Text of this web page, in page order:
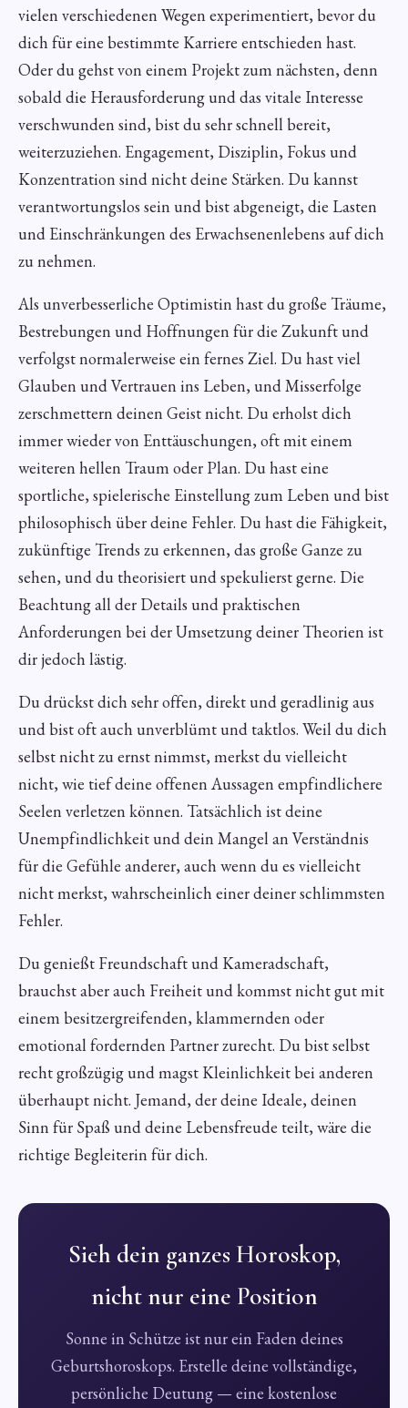
vielen verschiedenen Wegen experimentiert, bevor du
dich für eine bestimmte Karriere entschieden hast.
Oder du gehst von einem Projekt zum nächsten, denn
sobald die Herausforderung und das vitale Interesse
verschwunden sind, bist du sehr schnell bereit,
weiterzuziehen. Engagement, Disziplin, Fokus und
Konzentration sind nicht deine Stärken. Du kannst
verantwortungslos sein und bist abgeneigt, die Lasten
und Einschränkungen des Erwachsenenlebens auf dich
zu nehmen.
Als unverbesserliche Optimistin hast du große Träume,
Bestrebungen und Hoffnungen für die Zukunft und
verfolgst normalerweise ein fernes Ziel. Du hast viel
Glauben und Vertrauen ins Leben, und Misserfolge
zerschmettern deinen Geist nicht. Du erholst dich
immer wieder von Enttäuschungen, oft mit einem
weiteren hellen Traum oder Plan. Du hast eine
sportliche, spielerische Einstellung zum Leben und bist
philosophisch über deine Fehler. Du hast die Fähigkeit,
zukünftige Trends zu erkennen, das große Ganze zu
sehen, und du theorisiert und spekulierst gerne. Die
Beachtung all der Details und praktischen
Anforderungen bei der Umsetzung deiner Theorien ist
dir jedoch lästig.
Du drückst dich sehr offen, direkt und geradlinig aus
und bist oft auch unverblümt und taktlos. Weil du dich
selbst nicht zu ernst nimmst, merkst du vielleicht
nicht, wie tief deine offenen Aussagen empfindlichere
Seelen verletzen können. Tatsächlich ist deine
Unempfindlichkeit und dein Mangel an Verständnis
für die Gefühle anderer, auch wenn du es vielleicht
nicht merkst, wahrscheinlich einer deiner schlimmsten
Fehler.
Du genießt Freundschaft und Kameradschaft,
brauchst aber auch Freiheit und kommst nicht gut mit
einem besitzergreifenden, klammernden oder
emotional fordernden Partner zurecht. Du bist selbst
recht großzügig und magst Kleinlichkeit bei anderen
überhaupt nicht. Jemand, der deine Ideale, deinen
Sinn für Spaß und deine Lebensfreude teilt, wäre die
richtige Begleiterin für dich.
Sieh dein ganzes Horoskop,
nicht nur eine Position
Sonne in Schütze ist nur ein Faden deines
Geburtshoroskops. Erstelle deine vollständige,
persönliche Deutung — eine kostenlose